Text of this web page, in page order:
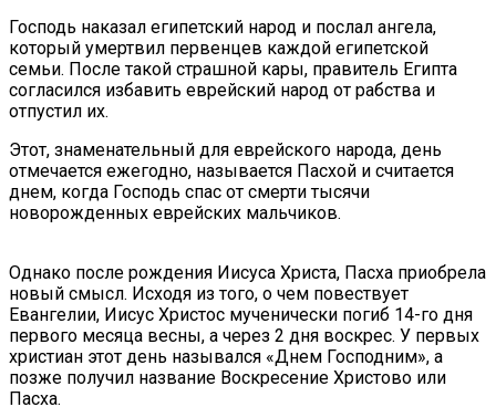
Господь наказал египетский народ и послал ангела,
который умертвил первенцев каждой египетской
семьи. После такой страшной кары, правитель Египта
согласился избавить еврейский народ от рабства и
отпустил их.
Этот, знаменательный для еврейского народа, день
отмечается ежегодно, называется Пасхой и считается
днем, когда Господь спас от смерти тысячи
новорожденных еврейских мальчиков.
Однако после рождения Иисуса Христа, Пасха приобрела
новый смысл. Исходя из того, о чем повествует
Евангелии, Иисус Христос мученически погиб 14-го дня
первого месяца весны, а через 2 дня воскрес. У первых
христиан этот день назывался «Днем Господним», а
позже получил название Воскресение Христово или
Пасха.